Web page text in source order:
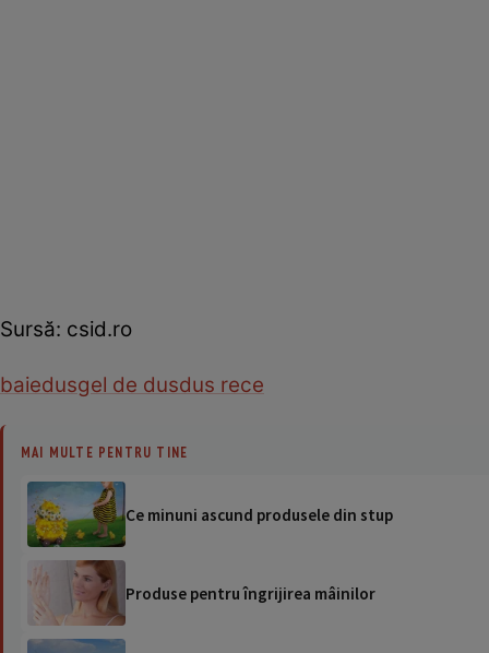
Sursă: csid.ro
baiedusgel de dusdus rece
MAI MULTE PENTRU TINE
Ce minuni ascund produsele din stup
Produse pentru îngrijirea mâinilor